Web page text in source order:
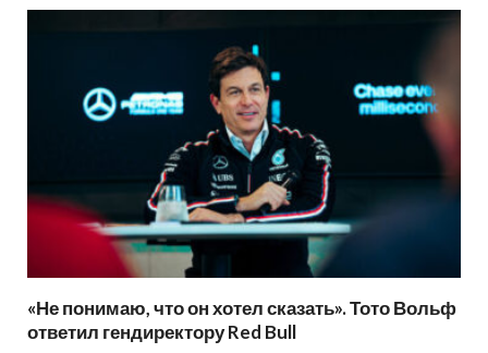
«Не понимаю, что он хотел сказать». Тото Вольф
ответил гендиректору Red Bull